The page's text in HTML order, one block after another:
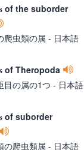
of the suborder
爬虫類の属 - 日本語
of Theropoda
目の属の1つ - 日本語
of suborder
の爬虫類属 - 日本語